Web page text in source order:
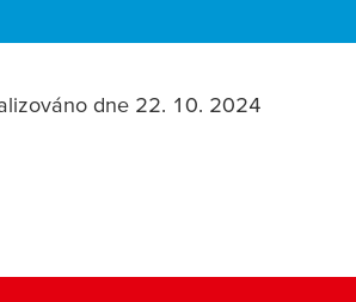
dne 22. 10. 2024